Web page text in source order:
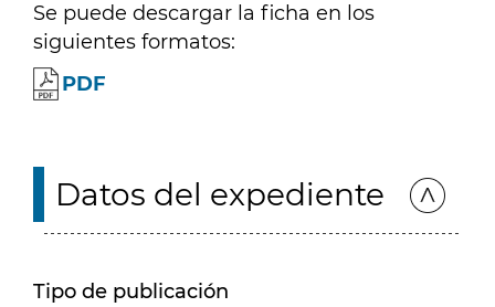
Se puede descargar la ficha en los
siguientes formatos:
PDF
Datos del expediente
Tipo de publicación